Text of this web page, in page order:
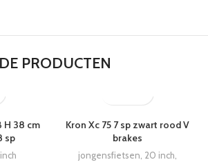
PRODUCTEN
H 38 cm
sp
Kron Xc 75 7 sp zwart rood V
brakes
jongensfietsen 20 inch